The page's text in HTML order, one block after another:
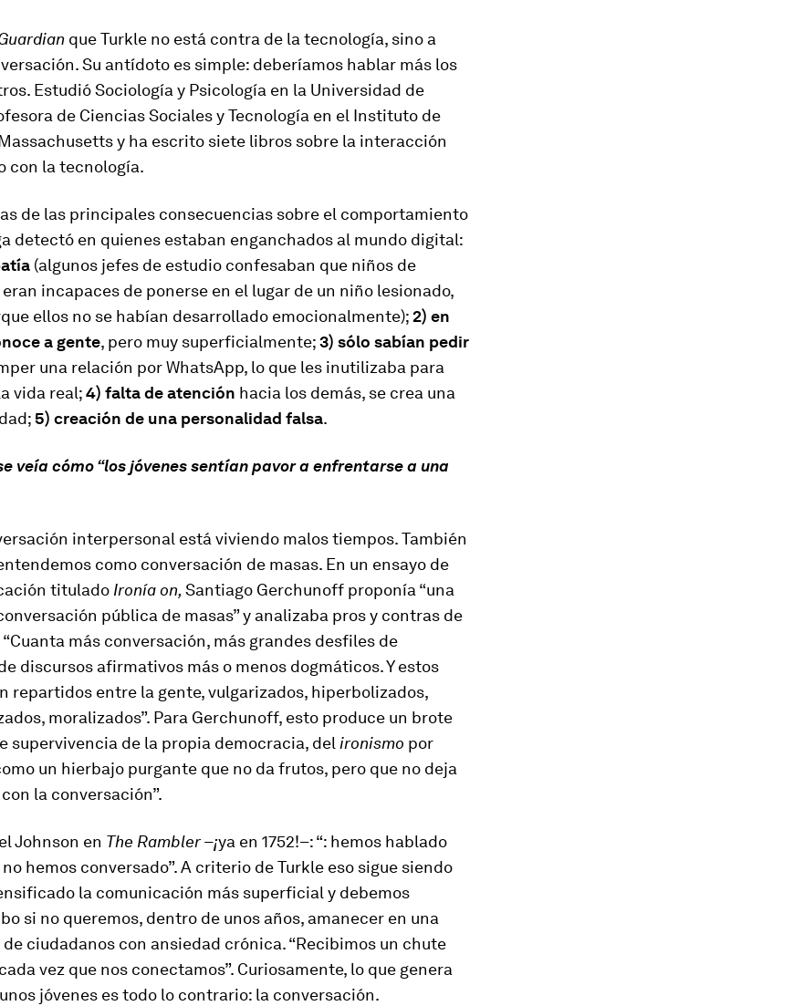
que Turkle no está contra de la tecnología, sino a
Su antídoto es simple: deberíamos hablar más los
Estudió Sociología y Psicología en la Universidad de
de Ciencias Sociales y Tecnología en el Instituto de
y ha escrito siete libros sobre la interacción
con la tecnología.
de las principales consecuencias sobre el comportamiento
detectó en quienes estaban enganchados al mundo digital:
(algunos jefes de estudio confesaban que niños de
incapaces de ponerse en el lugar de un niño lesionado,
ellos no se habían desarrollado emocionalmente);2) en
a gente, pero muy superficialmente;3) sólo sabían pedir
una relación por WhatsApp, lo que les inutilizaba para
vida real;4) falta de atención hacia los demás, se crea una
5) creación de una personalidad falsa.
veía cómo “los jóvenes sentían pavor a enfrentarse a una
interpersonal está viviendo malos tiempos. También
como conversación de masas. En un ensayo de
titulado Ironía on,Santiago Gerchunoff proponía “una
pública de masas” y analizaba pros y contras de
más conversación, más grandes desfiles de
discursos afirmativos más o menos dogmáticos. Y estos
repartidos entre la gente, vulgarizados, hiperbolizados,
moralizados”. Para Gerchunoff, esto produce un brote
supervivencia de la propia democracia, del ironismo por
un hierbajo purgante que no da frutos, pero que no deja
la conversación”.
Johnson en The Rambler –¡ya en 1752!–: “: hemos hablado
hemos conversado”. A criterio de Turkle eso sigue siendo
la comunicación más superficial y debemos
si no queremos, dentro de unos años, amanecer en una
ciudadanos con ansiedad crónica. “Recibimos un chute
vez que nos conectamos”. Curiosamente, lo que genera
jóvenes es todo lo contrario: la conversación.